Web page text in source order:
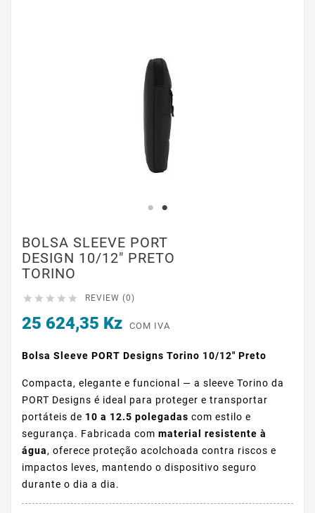
BOLSA SLEEVE PORT
DESIGN 10/12" PRETO
TORINO
     REVIEW (0)
25 624,35 Kz COM IVA
Bolsa Sleeve PORT Designs Torino 10/12" Preto
Compacta, elegante e funcional — a sleeve Torino da
PORT Designs é ideal para proteger e transportar
portáteis de 10 a 12.5 polegadas com estilo e
segurança. Fabricada com material resistente à
água, oferece proteção acolchoada contra riscos e
impactos leves, mantendo o dispositivo seguro
durante o dia a dia.